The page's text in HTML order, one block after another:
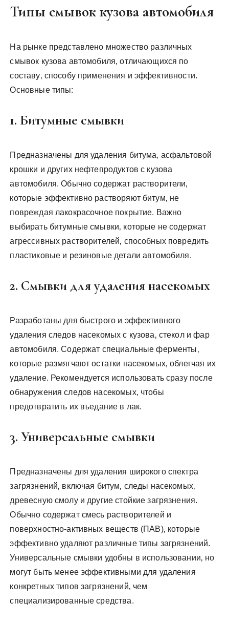
Типы смывок кузова автомобиля
На рынке представлено множество различных
смывок кузова автомобиля‚ отличающихся по
составу‚ способу применения и эффективности.
Основные типы:
1. Битумные смывки
Предназначены для удаления битума‚ асфальтовой
крошки и других нефтепродуктов с кузова
автомобиля. Обычно содержат растворители‚
которые эффективно растворяют битум‚ не
повреждая лакокрасочное покрытие. Важно
выбирать битумные смывки‚ которые не содержат
агрессивных растворителей‚ способных повредить
пластиковые и резиновые детали автомобиля.
2. Смывки для удаления насекомых
Разработаны для быстрого и эффективного
удаления следов насекомых с кузова‚ стекол и фар
автомобиля. Содержат специальные ферменты‚
которые размягчают остатки насекомых‚ облегчая их
удаление. Рекомендуется использовать сразу после
обнаружения следов насекомых‚ чтобы
предотвратить их въедание в лак.
3. Универсальные смывки
Предназначены для удаления широкого спектра
загрязнений‚ включая битум‚ следы насекомых‚
древесную смолу и другие стойкие загрязнения.
Обычно содержат смесь растворителей и
поверхностно-активных веществ (ПАВ)‚ которые
эффективно удаляют различные типы загрязнений.
Универсальные смывки удобны в использовании‚ но
могут быть менее эффективными для удаления
конкретных типов загрязнений‚ чем
специализированные средства.